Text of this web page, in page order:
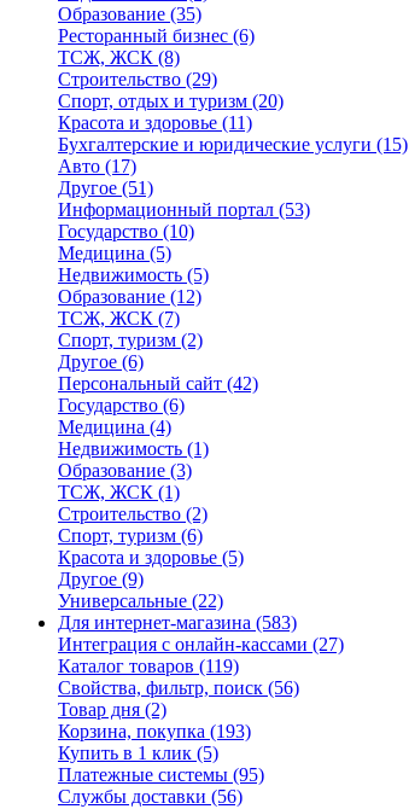
Образование (35)
Ресторанный бизнес (6)
ТСЖ, ЖСК (8)
Строительство (29)
Спорт, отдых и туризм (20)
Красота и здоровье (11)
Бухгалтерские и юридические услуги (15)
Авто (17)
Другое (51)
Информационный портал (53)
Государство (10)
Медицина (5)
Недвижимость (5)
Образование (12)
ТСЖ, ЖСК (7)
Спорт, туризм (2)
Другое (6)
Персональный сайт (42)
Государство (6)
Медицина (4)
Недвижимость (1)
Образование (3)
ТСЖ, ЖСК (1)
Строительство (2)
Спорт, туризм (6)
Красота и здоровье (5)
Другое (9)
Универсальные (22)
Для интернет-магазина (583)
Интеграция с онлайн-кассами (27)
Каталог товаров (119)
Свойства, фильтр, поиск (56)
Товар дня (2)
Корзина, покупка (193)
Купить в 1 клик (5)
Платежные системы (95)
Службы доставки (56)